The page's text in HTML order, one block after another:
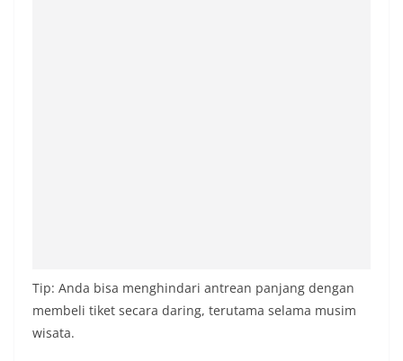
Tip: Anda bisa menghindari antrean panjang dengan
membeli tiket secara daring, terutama selama musim
wisata.